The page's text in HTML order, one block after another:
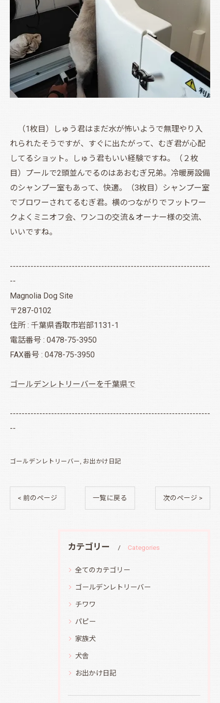
（1枚目）しゅう君はまだ水が怖いようで無理やり入
れられたそうですが、 すぐに出たがって、むぎ君が心配
してるショット。しゅう君もいい経験ですね。（２枚
目）プールで2頭並んでるのはあおむぎ兄弟。冷暖房設備
のシャンプー室もあって、快適。（3枚目）シャンプー室
でブロワーされてるむぎ君。横のつながりでフットワー
クよくミニオフ会、ワンコの交流＆オーナー様の交流、
いいですね。
--------------------------------------------------------------------
--
Magnolia Dog Site
〒287-0102
住所 : 千葉県香取市岩部1131-1
電話番号 : 0478-75-3950
FAX番号 : 0478-75-3950
ゴールデンレトリーバーを千葉県で
--------------------------------------------------------------------
--
ゴールデンレトリーバー お出かけ日記
< 前のページ 一覧に戻る 次のページ >
カテゴリー Categories
全てのカテゴリー
ゴールデンレトリーバー
チワワ
パピー
家族犬
犬舎
お出かけ日記